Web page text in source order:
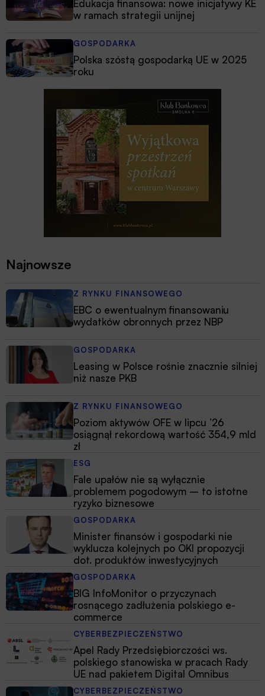
Edukacja finansowa: nowe inicjatywy KE
w ramach strategii unijnej
GOSPODARKA
Polska szóstą gospodarką UE w 2025
roku
Najnowsze
Z RYNKU FINANSOWEGO
EBC o ewentualnym finansowaniu
wydatków obronnych przez NBP
GOSPODARKA
Leasing w Polsce rośnie znacznie silniej
niż nasze PKB
Z RYNKU FINANSOWEGO
Poziom aktywów OFE w lipcu ’26
osiągnął rekordową wartość 354,9 mld
zł
ESG
Fale upałów nie są wyłącznie
problemem pogodowym – to istotne
ryzyko biznesowe
GOSPODARKA
Minister finansów i gospodarki nie
wyklucza kolejnych po OKI propozycji
dot. produktów inwestycyjnych
GOSPODARKA
BIG InfoMonitor o przyczynach
rosnącego zadłużenia polskiego e-
commerce
CYBERBEZPIECZEŃSTWO
Apel Rady Przedsiębiorczości ws.
polskiego stanowiska w pracach Rady
UE nad pakietem Digital Omnibus
CYBERBEZPIECZEŃSTWO